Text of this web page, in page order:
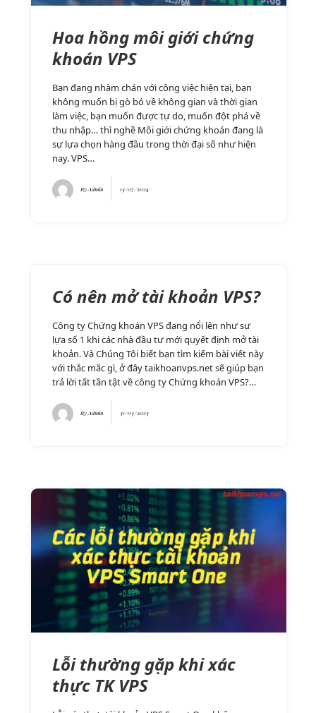
Hoa hồng môi giới chứng
khoán VPS
Bạn đang nhàm chán với công việc hiện tại, bạn
không muốn bị gò bó về không gian và thời gian
làm việc, bạn muốn được tự do, muốn đột phá về
thu nhập… thì nghề Môi giới chứng khoán đang là
sự lựa chọn hàng đầu trong thời đại số như hiện
nay. VPS…
ByAdmin 13/07/2024
Có nên mở tài khoản VPS?
Công ty Chứng khoán VPS đang nổi lên như sự
lựa số 1 khi các nhà đầu tư mới quyết định mở tài
khoản. Và Chúng Tôi biết bạn tìm kiếm bài viết này
với thắc mắc gì, ở đây taikhoanvps.net sẽ giúp bạn
trả lời tất tần tật về công ty Chứng khoán VPS?…
ByAdmin 31/03/2023
Lỗi thường gặp khi xác
thực TK VPS